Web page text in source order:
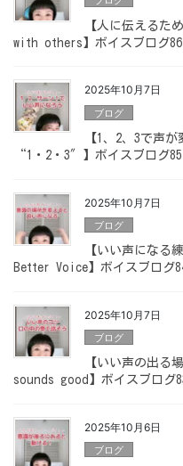
【人に伝える
with others】ボイスブログ86
2025年10月7日
ブログ
【1、2、3で声
“1・2・3″】ボイスブログ85
2025年10月7日
ブログ
【いい声にな
Better Voice】ボイスブログ
2025年10月7日
ブログ
【いい声の出
sounds good】ボイスブログ
2025年10月6日
ブログ